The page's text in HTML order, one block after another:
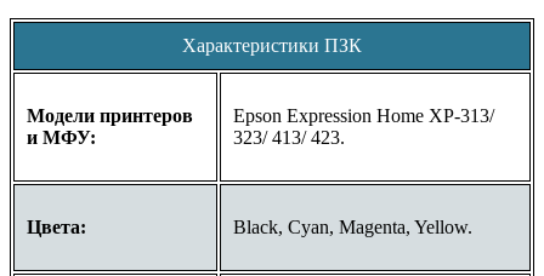
Характеристики ПЗК
Модели принтеров
и МФУ:
Epson Expression Home XP-313/
323/ 413/ 423.
Цвета: Black, Cyan, Magenta, Yellow.